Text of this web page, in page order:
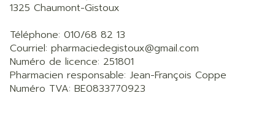
1325 Chaumont-Gistoux
Téléphone: 010/68 82 13
Courriel: pharmaciedegistoux@gmail.com
Numéro de licence: 251801
Pharmacien responsable: Jean-François Coppe
Numéro TVA: BE0833770923